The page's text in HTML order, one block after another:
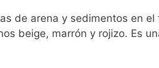
de arena y sedimentos en el
beige, marrón y rojizo. Es